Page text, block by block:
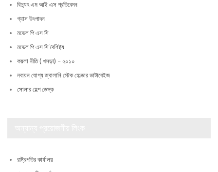
বিদ্যুৎ এম আই এস প্রতিবেদন
গ্যাস উৎপাদন
মডেল পি এস সি
মডেল পি এস সি বৈশিষ্ট্য
কয়লা নীতি ( খসড়া) – ২০১০
নবায়ন যোগ্য জ্বালানি স্টেক হোল্ডার ডাটাবেইজ
সোলার হেল্প ডেস্ক
রাষ্ট্রপতির কার্যালয়